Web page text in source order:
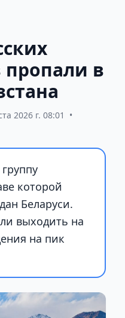
пропали в
2026 г. 08:01
•
которой
Беларуси.
выходить на
на пик